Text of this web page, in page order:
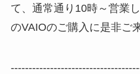
て、通常通り10時～営業
のVAIOのご購入に是非ご